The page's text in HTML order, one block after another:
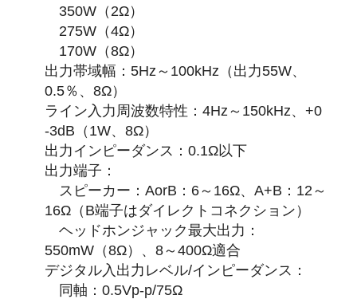
350W（2Ω）
275W（4Ω）
170W（8Ω）
出力帯域幅：5Hz～100kHz（出力55W、
0.5％、8Ω）
ライン入力周波数特性：4Hz～150kHz、+0
-3dB（1W、8Ω）
出力インピーダンス：0.1Ω以下
出力端子：
スピーカー：AorB：6～16Ω、A+B：12～
16Ω（B端子はダイレクトコネクション）
ヘッドホンジャック最大出力：
550mW（8Ω）、8～400Ω適合
デジタル入出力レベル/インピーダンス：
同軸：0.5Vp-p/75Ω